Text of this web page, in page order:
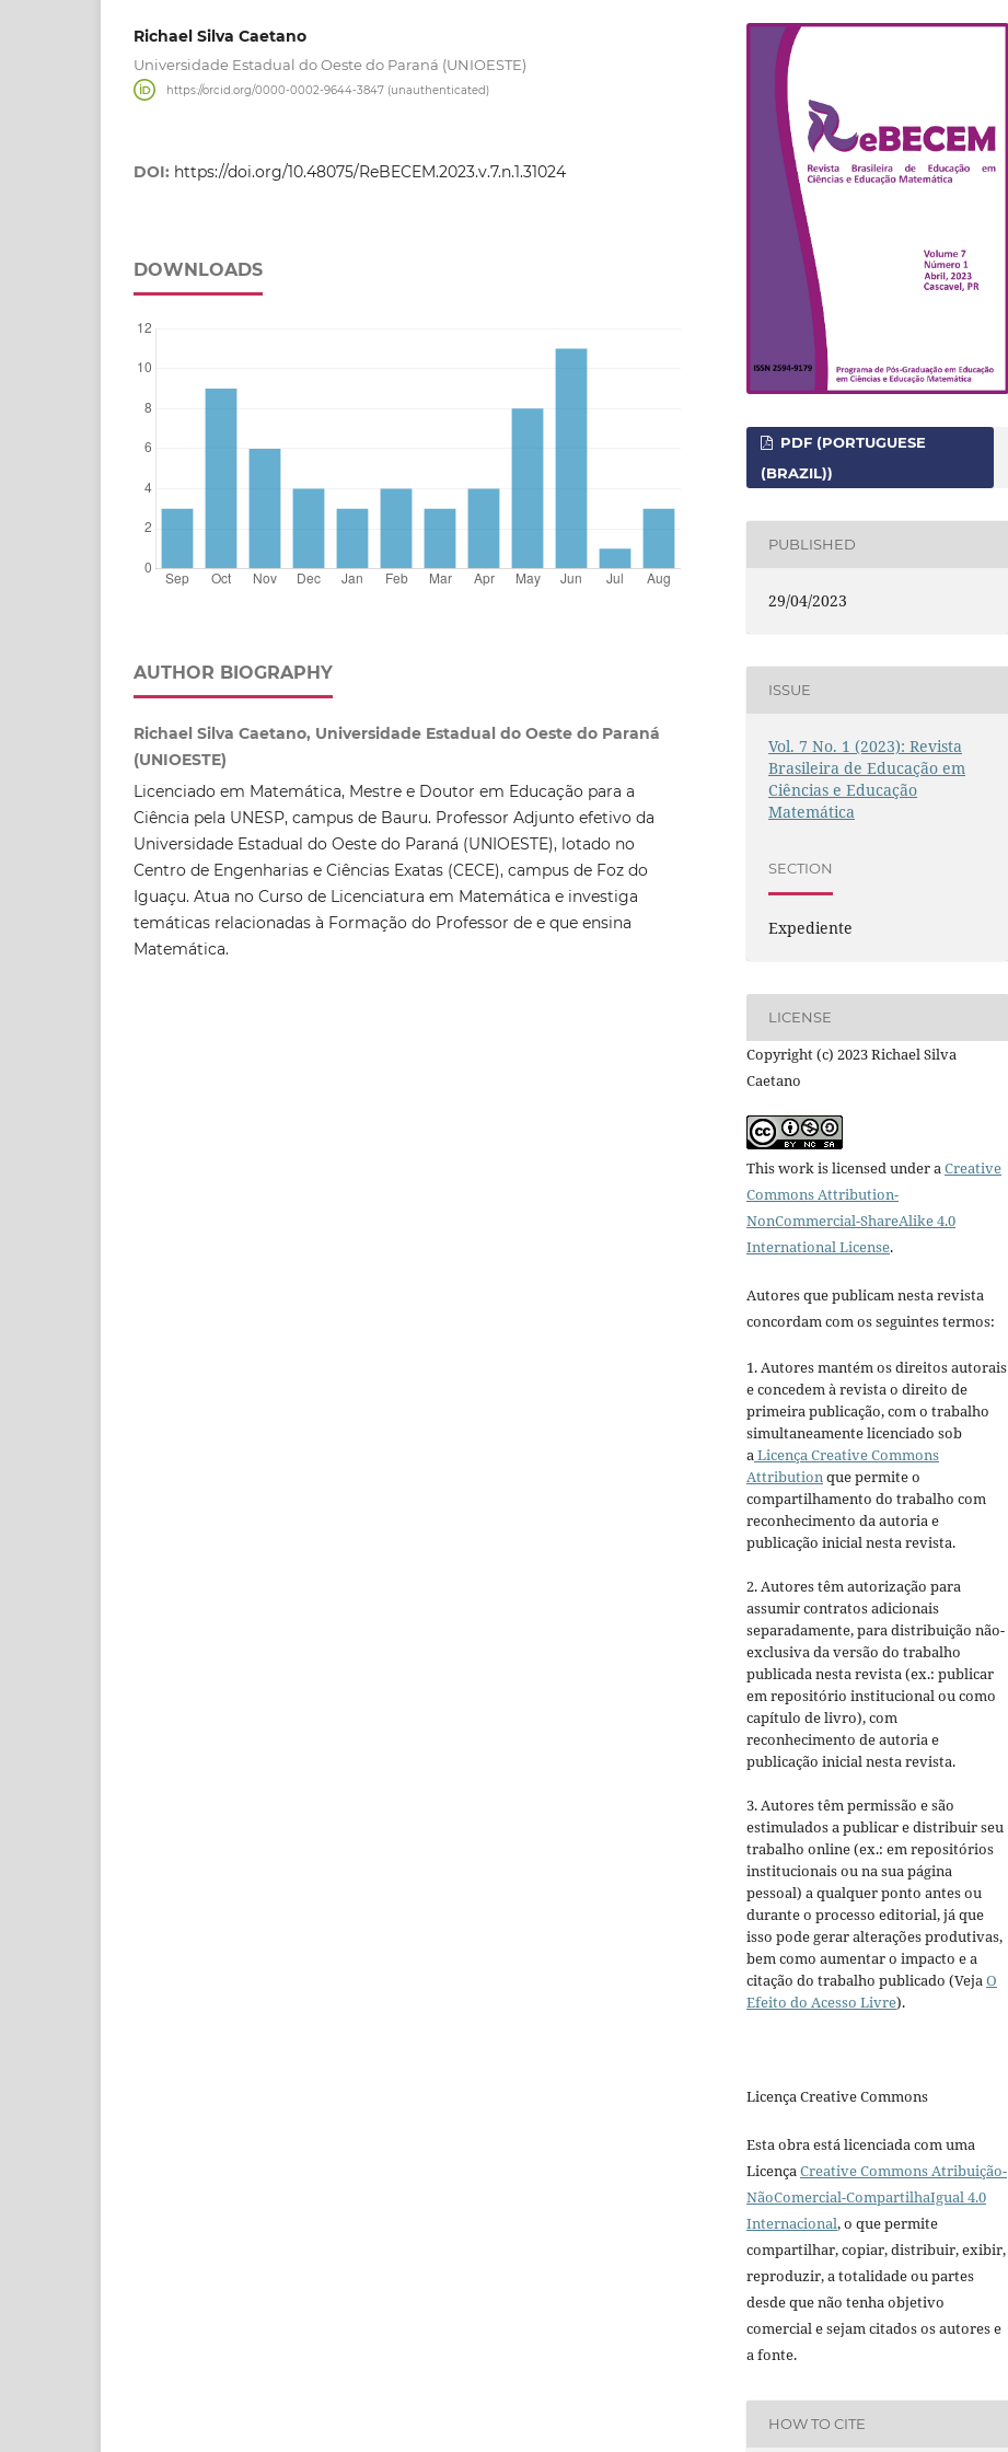
Richael Silva Caetano
Universidade Estadual do Oeste do Paraná (UNIOESTE)
https://orcid.org/0000-0002-9644-3847 (unauthenticated)
DOI: https://doi.org/10.48075/ReBECEM.2023.v.7.n.1.31024
DOWNLOADS
AUTHOR BIOGRAPHY
Richael Silva Caetano, Universidade Estadual do Oeste do Paraná
(UNIOESTE)
Licenciado em Matemática, Mestre e Doutor em Educação para a
Ciência pela UNESP, campus de Bauru. Professor Adjunto efetivo da
Universidade Estadual do Oeste do Paraná (UNIOESTE), lotado no
Centro de Engenharias e Ciências Exatas (CECE), campus de Foz do
Iguaçu. Atua no Curso de Licenciatura em Matemática e investiga
temáticas relacionadas à Formação do Professor de e que ensina
Matemática.
PDF (PORTUGUESE
(BRAZIL))
PUBLISHED
29/04/2023
ISSUE
Vol. 7 No. 1 (2023): Revista
Brasileira de Educação em
Ciências e Educação
Matemática
SECTION
Expediente
LICENSE
Copyright (c) 2023 Richael Silva
Caetano
This work is licensed under aCreative
Commons Attribution-
NonCommercial-ShareAlike 4.0
International License.
Autores que publicam nesta revista
concordam com os seguintes termos:
1. Autores mantém os direitos autorais
e concedem à revista o direito de
primeira publicação, com o trabalho
simultaneamente licenciado sob
aLicença Creative Commons
Attributionque permite o
compartilhamento do trabalho com
reconhecimento da autoria e
publicação inicial nesta revista.
2. Autores têm autorização para
assumir contratos adicionais
separadamente, para distribuição não-
exclusiva da versão do trabalho
publicada nesta revista (ex.: publicar
em repositório institucional ou como
capítulo de livro), com
reconhecimento de autoria e
publicação inicial nesta revista.
3. Autores têm permissão e são
estimulados a publicar e distribuir seu
trabalho online (ex.: em repositórios
institucionais ou na sua página
pessoal) a qualquer ponto antes ou
durante o processo editorial, já que
isso pode gerar alterações produtivas,
bem como aumentar o impacto e a
citação do trabalho publicado (VejaO
Efeito do Acesso Livre).
Licença Creative Commons
Esta obra está licenciada com uma
LicençaCreative Commons Atribuição-
NãoComercial-CompartilhaIgual 4.0
Internacional, o que permite
compartilhar, copiar, distribuir, exibir,
reproduzir, a totalidade ou partes
desde que não tenha objetivo
comercial e sejam citados os autores e
a fonte.
HOW TO CITE